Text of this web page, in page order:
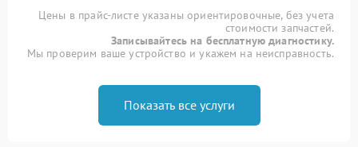
Цены в прайс-листе указаны ориентировочные, без учета
стоимости запчастей.
Записывайтесь на бесплатную диагностику.
Мы проверим ваше устройство и укажем на неисправность.
Показать все услуги